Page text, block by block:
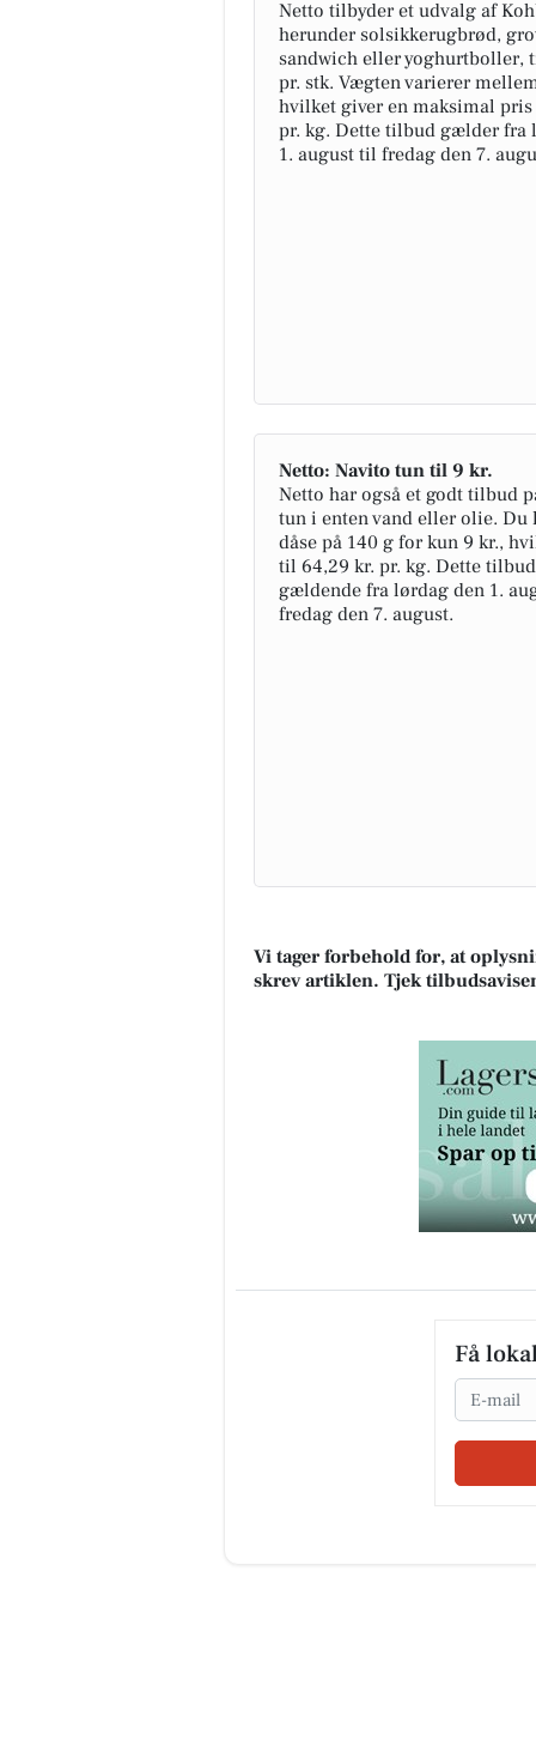
Netto tilbyder et udvalg af
herunder solsikkerugbrød,
sandwich eller yoghurtboller,
pr. stk. Vægten varierer
hvilket giver en maksimal pris
pr. kg. Dette tilbud gælder fra
1. august til fredag den 7.
Netto: Navito tun til 9 kr.
Netto har også et godt tilbud
tun i enten vand eller olie. Du
dåse på 140 g for kun 9 kr.,
til 64,29 kr. pr. kg. Dette
gældende fra lørdag den 1.
fredag den 7. august.
Vi tager forbehold for, at
skrev artiklen. Tjek
Få
Email